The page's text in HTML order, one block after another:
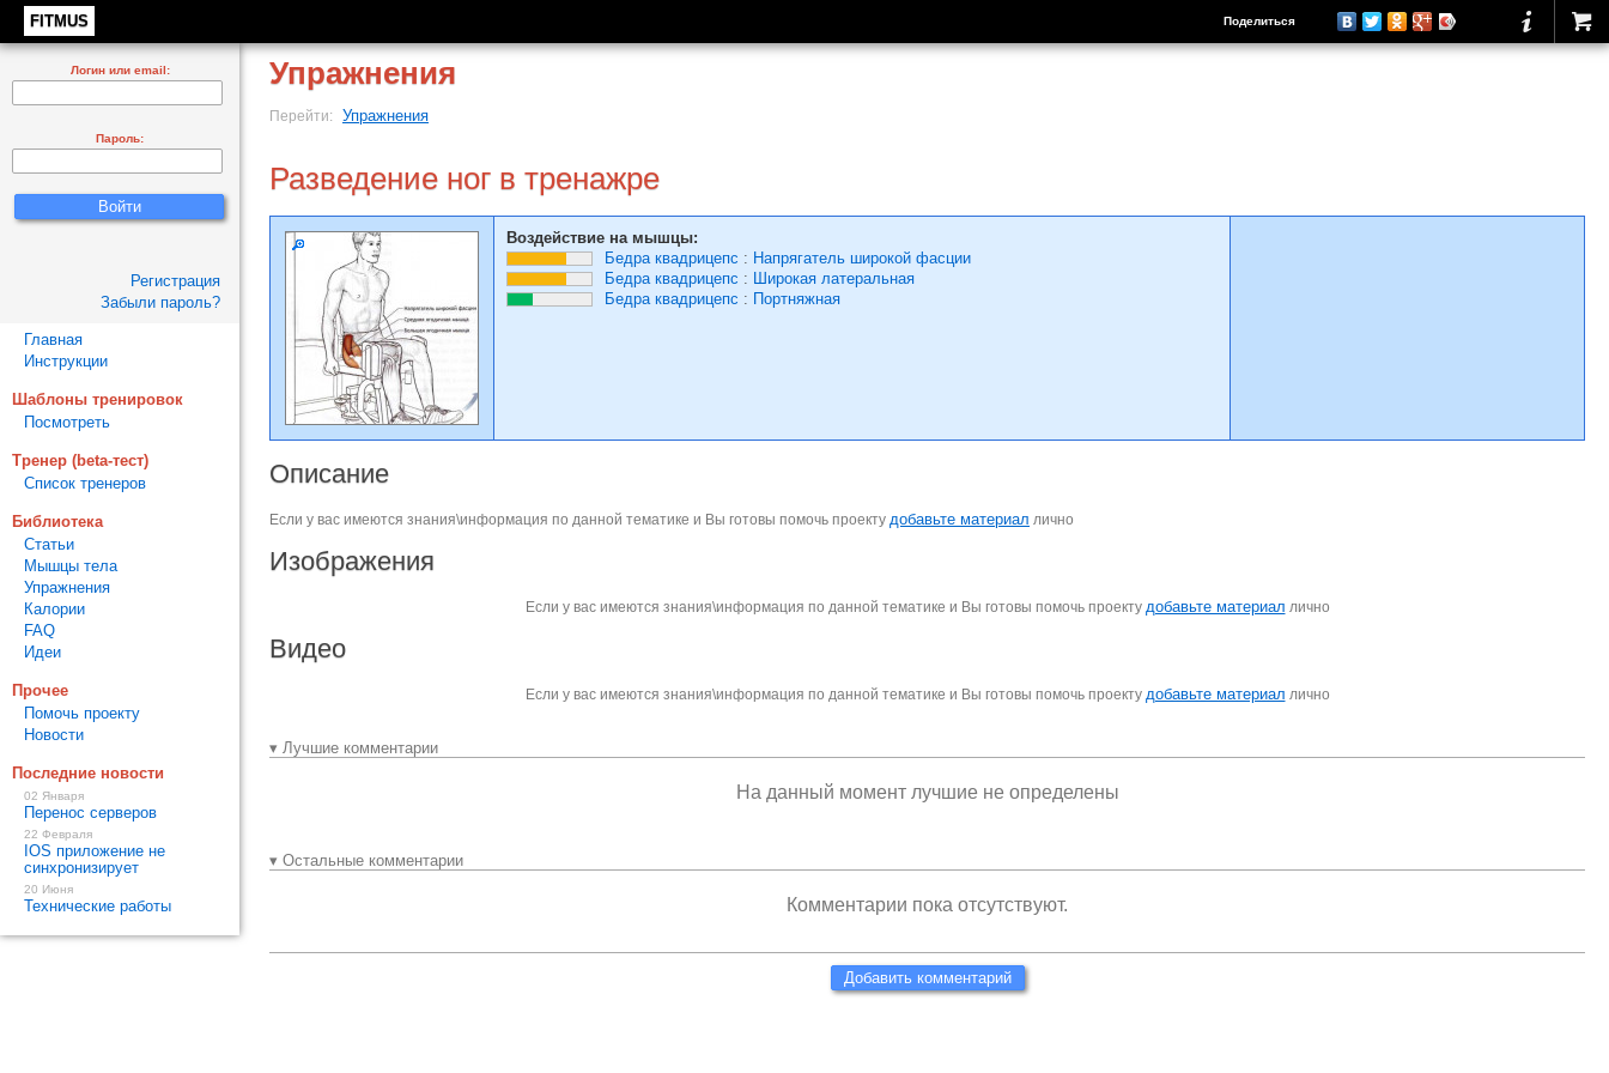
FITMUS Поделиться
Упражнения
Перейти: Упражнения
Разведение ног в тренажре
Воздействие на мышцы:
Бедра квадрицепс : Напрягатель широкой фасции
Бедра квадрицепс : Широкая латеральная
Бедра квадрицепс : Портняжная
Описание
Если у вас имеются знания\информация по данной тематике и Вы готовы помочь проекту добавьте материал лично
Изображения
Если у вас имеются знания\информация по данной тематике и Вы готовы помочь проекту добавьте материал лично
Видео
Если у вас имеются знания\информация по данной тематике и Вы готовы помочь проекту добавьте материал лично
▾ Лучшие комментарии
На данный момент лучшие не определены
▾ Остальные комментарии
Комментарии пока отсутствуют.
Добавить комментарий
Логин или email:
Пароль:
Регистрация
Забыли пароль?
Главная
Инструкции
Шаблоны тренировок
Посмотреть
Тренер (beta-тест)
Список тренеров
Библиотека
Статьи
Мышцы тела
Упражнения
Калории
FAQ
Идеи
Прочее
Помочь проекту
Новости
Последние новости
02 Января
Перенос серверов
22 Февраля
IOS приложение не
синхронизирует
20 Июня
Технические работы